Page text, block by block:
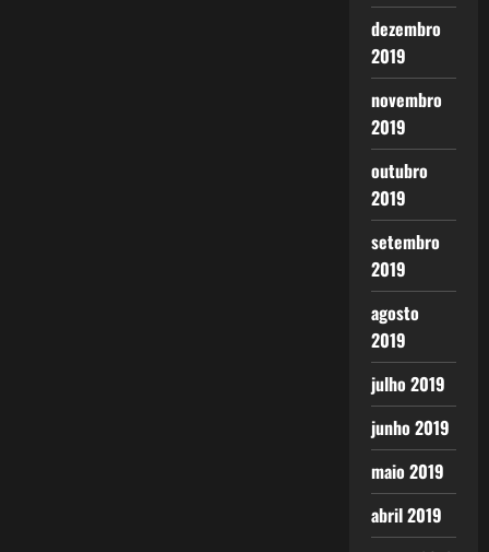
dezembro
2019
novembro
2019
outubro
2019
setembro
2019
agosto
2019
julho 2019
junho 2019
maio 2019
abril 2019